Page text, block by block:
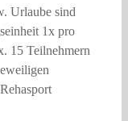
Urlaube sind
1x pro
15 Teilnehmern